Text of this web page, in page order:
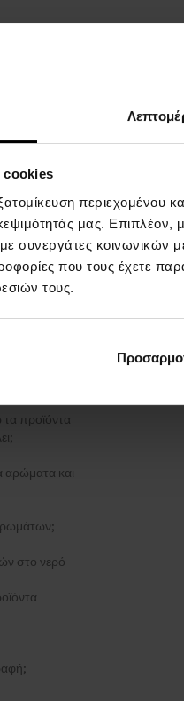
cookies
περιεχομένου
μας.
με συνεργάτες
που τους έχετε
τους.
προϊόντα
αρώματα και
στο νερό
Πληρωμή